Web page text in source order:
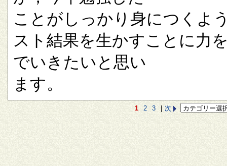
ことがしっかり身につくよ
スト結果を生かすことに力
でいきたいと思い
ます。
1 2 3 次